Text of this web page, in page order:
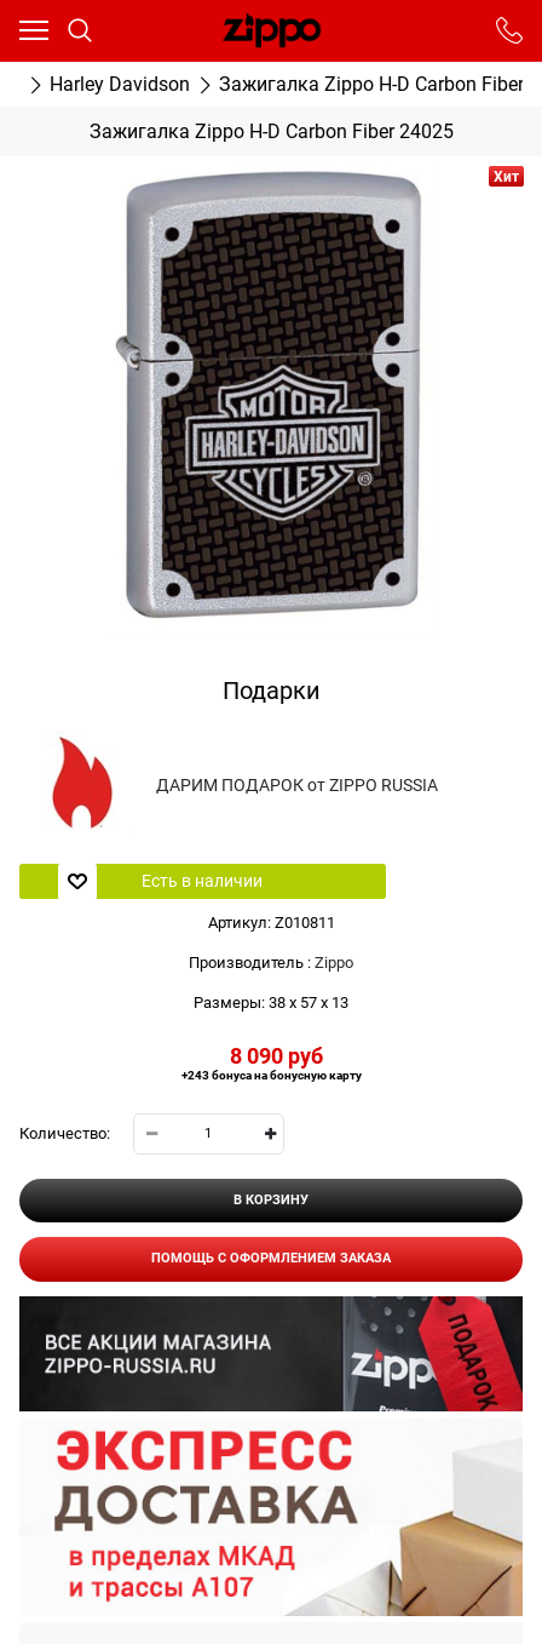
Harley Davidson Зажигалка Zippo H-D Carbon Fiber
Зажигалка Zippo H-D Carbon Fiber 24025
Хит
Подарки
ДАРИМ ПОДАРОК от ZIPPO RUSSIA
Есть в наличии
Артикул: Z010811
Производитель : Zippo
Размеры: 38 x 57 x 13
8 090 руб
+243 бонуса на бонусную карту
Количество:
В КОРЗИНУ
ПОМОЩЬ С ОФОРМЛЕНИЕМ ЗАКАЗА
Ваш город - Москва,
От выбранного города зависят сроки доставки